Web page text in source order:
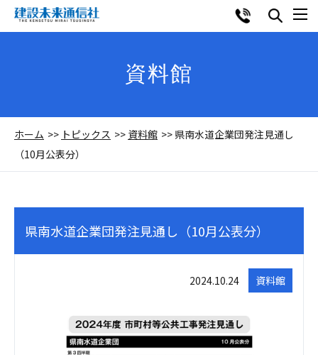
資料館
ホーム トピックス 資料館
県南水道企業団発注見通し
（10月公表分）
県南水道企業団発注見通し（10月公表分）
2024.10.24 資料館